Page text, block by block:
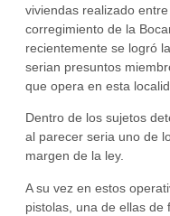
viviendas realizado
corregimiento de la
recientemente se logró
serian presuntos
que opera en esta
Dentro de los sujetos
al parecer seria uno de
margen de la ley.
A su vez en estos
pistolas, una de ellas de